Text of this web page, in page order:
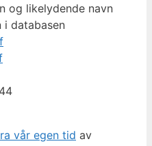
og likelydende navn
i databasen
vår egen tid av